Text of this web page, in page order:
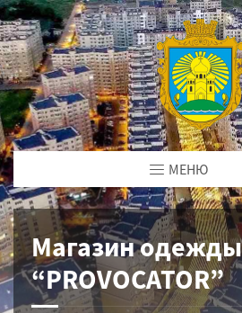
МЕНЮ
Магазин одежды
“PROVOCATOR”